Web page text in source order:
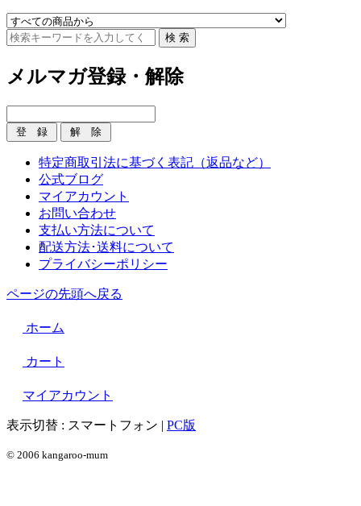
メルマガ登録・解除
特定商取引法に基づく表記（返品など）
公式ブログ
マイアカウント
お問い合わせ
支払い方法について
配送方法･送料について
プライバシーポリシー
ページの先頭へ戻る
ホーム
カート
マイアカウント
表示切替 : スマートフォン | PC版
© 2006 kangaroo-mum